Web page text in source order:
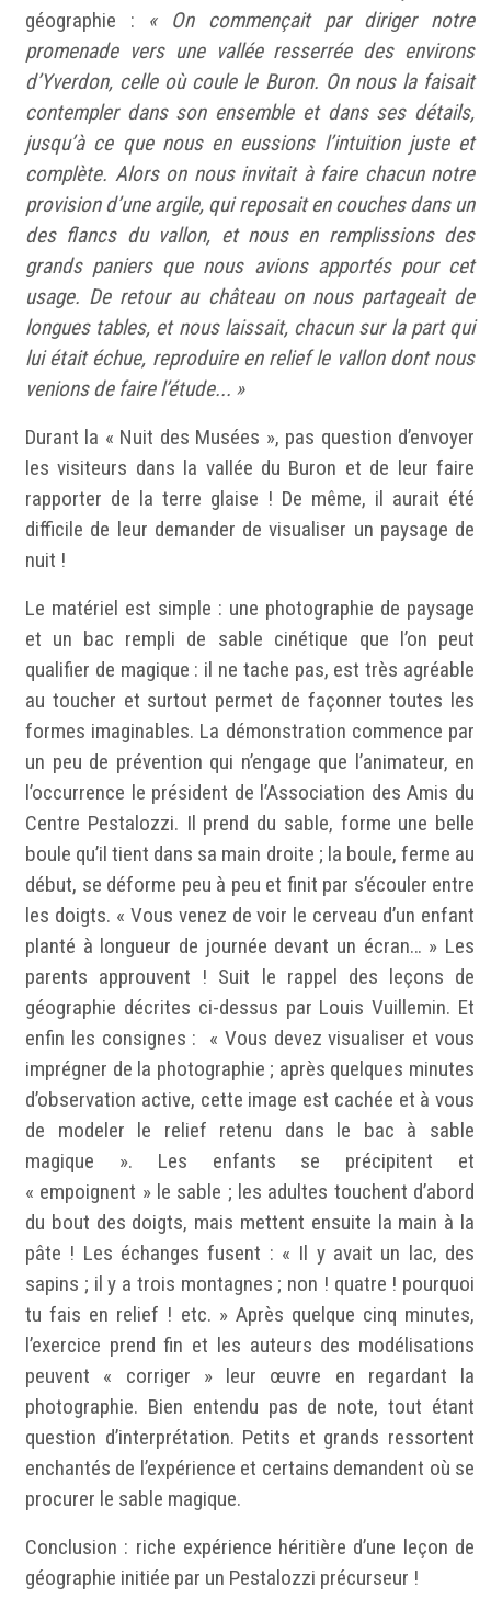
géographie : « On commençait par diriger notre
promenade vers une vallée resserrée des environs
d’Yverdon, celle où coule le Buron. On nous la faisait
contempler dans son ensemble et dans ses détails,
jusqu’à ce que nous en eussions l’intuition juste et
complète. Alors on nous invitait à faire chacun notre
provision d’une argile, qui reposait en couches dans un
des flancs du vallon, et nous en remplissions des
grands paniers que nous avions apportés pour cet
usage. De retour au château on nous partageait de
longues tables, et nous laissait, chacun sur la part qui
lui était échue, reproduire en relief le vallon dont nous
venions de faire l’étude... »
Durant la « Nuit des Musées », pas question d’envoyer
les visiteurs dans la vallée du Buron et de leur faire
rapporter de la terre glaise ! De même, il aurait été
difficile de leur demander de visualiser un paysage de
nuit !
Le matériel est simple : une photographie de paysage
et un bac rempli de sable cinétique que l’on peut
qualifier de magique : il ne tache pas, est très agréable
au toucher et surtout permet de façonner toutes les
formes imaginables. La démonstration commence par
un peu de prévention qui n’engage que l’animateur, en
l’occurrence le président de l’Association des Amis du
Centre Pestalozzi. Il prend du sable, forme une belle
boule qu’il tient dans sa main droite ; la boule, ferme au
début, se déforme peu à peu et finit par s’écouler entre
les doigts. « Vous venez de voir le cerveau d’un enfant
planté à longueur de journée devant un écran… » Les
parents approuvent ! Suit le rappel des leçons de
géographie décrites ci-dessus par Louis Vuillemin. Et
enfin les consignes : « Vous devez visualiser et vous
imprégner de la photographie ; après quelques minutes
d’observation active, cette image est cachée et à vous
de modeler le relief retenu dans le bac à sable
magique ». Les enfants se précipitent et
« empoignent » le sable ; les adultes touchent d’abord
du bout des doigts, mais mettent ensuite la main à la
pâte ! Les échanges fusent : « Il y avait un lac, des
sapins ; il y a trois montagnes ; non ! quatre ! pourquoi
tu fais en relief ! etc. » Après quelque cinq minutes,
l’exercice prend fin et les auteurs des modélisations
peuvent « corriger » leur œuvre en regardant la
photographie. Bien entendu pas de note, tout étant
question d’interprétation. Petits et grands ressortent
enchantés de l’expérience et certains demandent où se
procurer le sable magique.
Conclusion : riche expérience héritière d’une leçon de
géographie initiée par un Pestalozzi précurseur !